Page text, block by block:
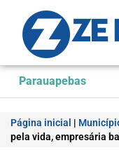
Parauapebas
Página inicial |
pela vida, empresária